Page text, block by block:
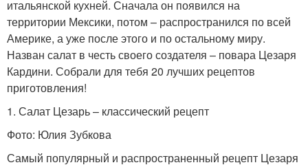
итальянской кухней. Сначала он появился на
территории Мексики, потом – распространился по всей
Америке, а уже после этого и по остальному миру.
Назван салат в честь своего создателя – повара Цезаря
Кардини. Собрали для тебя 20 лучших рецептов
приготовления!
1. Салат Цезарь – классический рецепт
Фото: Юлия Зубкова
Самый популярный и распространенный рецепт Цезаря